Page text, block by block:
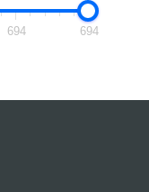
694 694